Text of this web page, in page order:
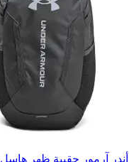
أندر آرمور حقيبة ظهر هاسل 6.0 للجنسين